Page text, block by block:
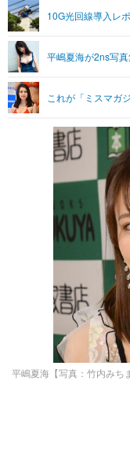
グラビア
ショッピング
ライフTOP
リリース一覧
プッシュ通知の停止方
10G光回線導入レポ
平嶋夏海が2ns写
これが「ミスマガ
平嶋夏海【写真：竹内みち